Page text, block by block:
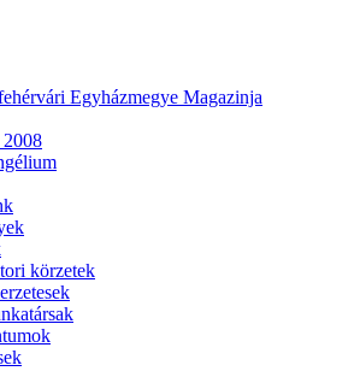
Egyházmegye Magazinja
2008
körzetek